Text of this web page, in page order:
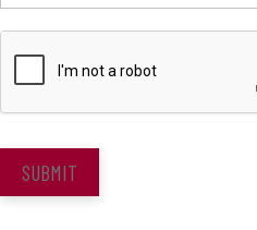
SUBMIT